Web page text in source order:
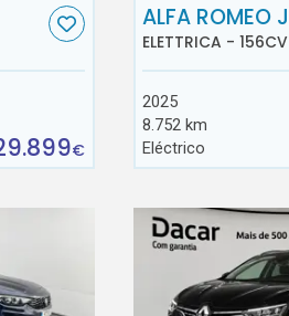
€
ALFA ROMEO
ELETTRICA -
2025
8.752 km
Eléctrico